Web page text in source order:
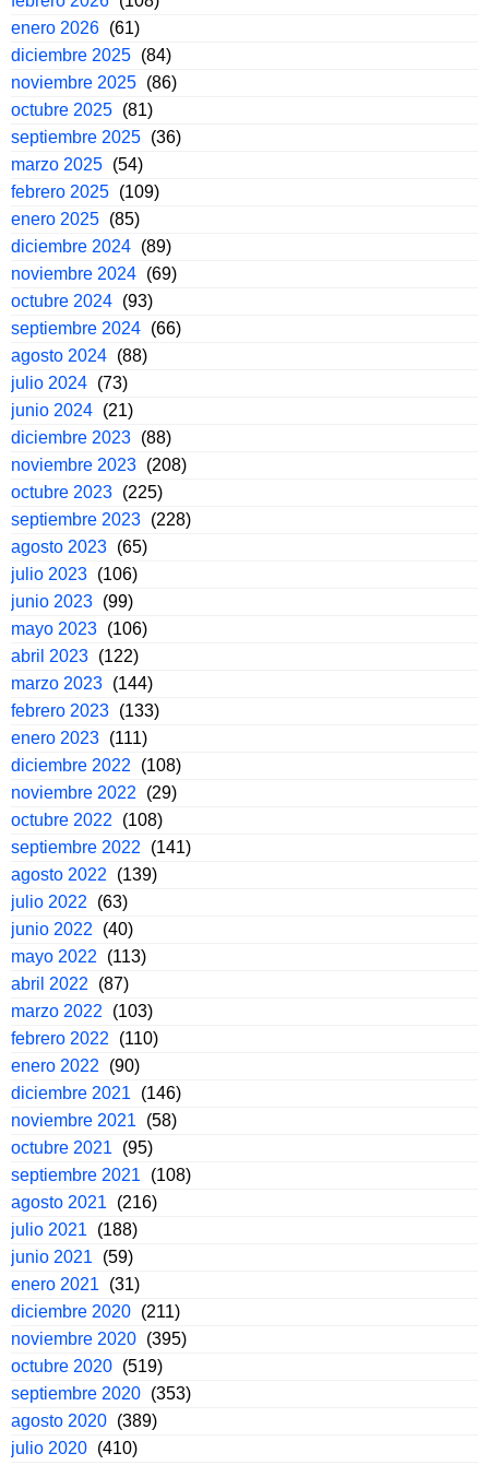
enero 2026 (61)
diciembre 2025 (84)
noviembre 2025 (86)
octubre 2025 (81)
septiembre 2025 (36)
marzo 2025 (54)
febrero 2025 (109)
enero 2025 (85)
diciembre 2024 (89)
noviembre 2024 (69)
octubre 2024 (93)
septiembre 2024 (66)
agosto 2024 (88)
julio 2024 (73)
junio 2024 (21)
diciembre 2023 (88)
noviembre 2023 (208)
octubre 2023 (225)
septiembre 2023 (228)
agosto 2023 (65)
julio 2023 (106)
junio 2023 (99)
mayo 2023 (106)
abril 2023 (122)
marzo 2023 (144)
febrero 2023 (133)
enero 2023 (111)
diciembre 2022
(108)
noviembre 2022
(29)
octubre 2022
(108)
septiembre 2022
(141)
agosto 2022
(139)
julio 2022
(63)
junio 2022
(40)
mayo 2022
(113)
abril 2022
(87)
marzo 2022
(103)
febrero 2022
(110)
enero 2022
(90)
diciembre 2021
(146)
noviembre 2021
(58)
octubre 2021
(95)
septiembre 2021
(108)
agosto 2021
(216)
julio 2021
(188)
junio 2021
(59)
enero 2021
(31)
diciembre 2020 (211)
noviembre 2020 (395)
octubre 2020 (519)
septiembre 2020 (353)
agosto 2020 (389)
julio 2020 (410)